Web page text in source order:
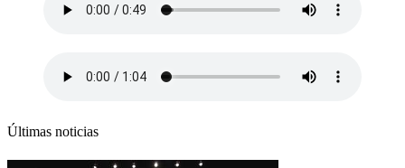
Últimas noticias